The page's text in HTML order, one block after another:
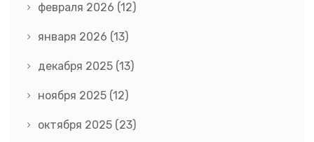
февраля 2026 (12)
января 2026 (13)
декабря 2025 (13)
ноября 2025 (12)
октября 2025 (23)